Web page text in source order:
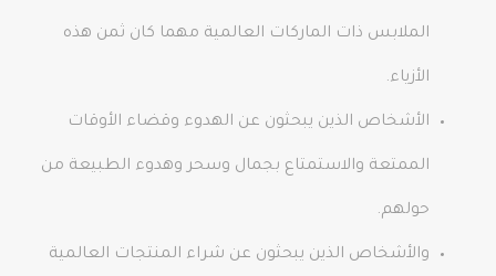
الملابس ذات الماركات العالمية مهما كان ثمن هذه
الأزياء.
الأشخاص الذين يبحثون عن الهدوء وقضاء الأوقات
الممتعة والاستمتاع بجمال وسحر وهدوء الطبيعة من
حولهم.
والأشخاص الذين يبحثون عن شراء المنتجات العالمية